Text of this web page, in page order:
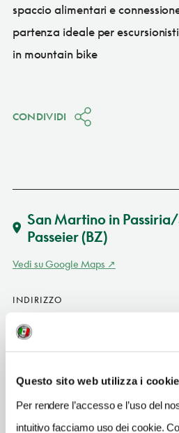
Questo sito web utilizza i cookie
Per rendere l’accesso e l’uso del
intuitivo facciamo uso dei cookie.
spaccio alimentari e
partenza ideale per
in mountain bike
CONDIVIDI
San Martino in
Passeier(BZ)
Vedi su Google Maps
INDIRIZZO
San Martino in Passiria/Sankt
SITO WEB
INDIRIZZO EMAIL